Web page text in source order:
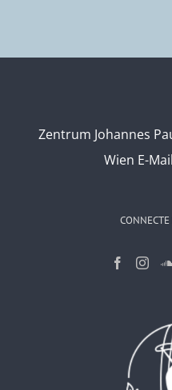
Zentrum Johannes
Wien E-